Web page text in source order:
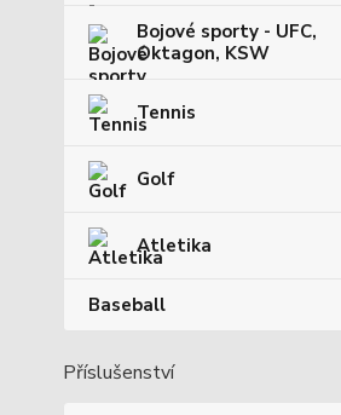
Bojové sporty - UFC,
Oktagon, KSW
Tennis
Golf
Atletika
Baseball
Příslušenství